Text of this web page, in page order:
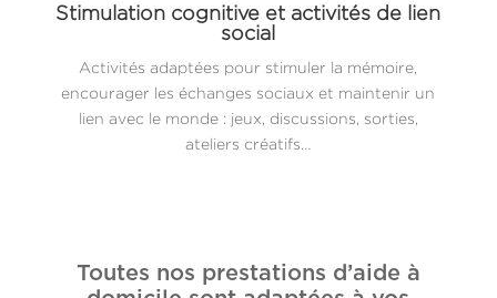
Stimulation cognitive et activités de lien
social
Activités adaptées pour stimuler la mémoire,
encourager les échanges sociaux et maintenir un
lien avec le monde : jeux, discussions, sorties,
ateliers créatifs…
Toutes nos prestations d’aide à